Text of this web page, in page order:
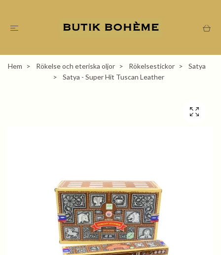
Hem Rökelse och eteriska oljor Rökelsestickor
Satya
Satya - Super Hit Tuscan Leather